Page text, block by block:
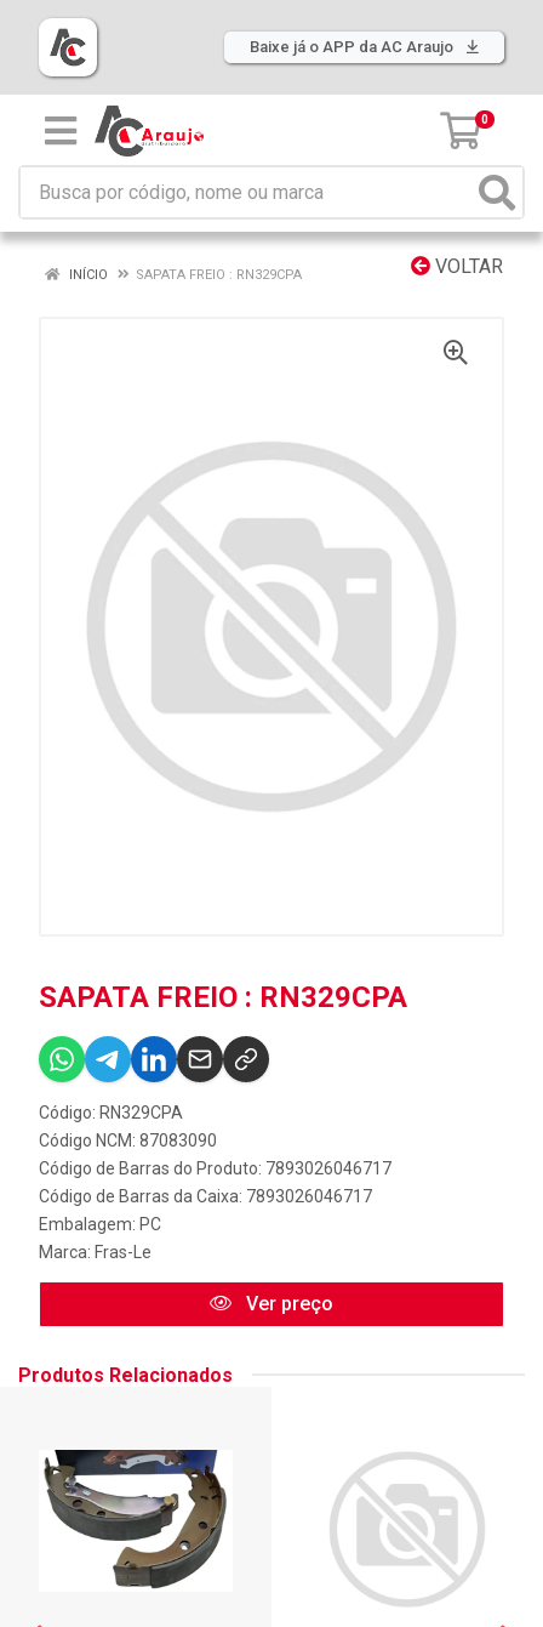
Baixe já o APP da AC Araujo
0
VOLTAR
INÍCIO SAPATA FREIO : RN329CPA
SAPATA FREIO : RN329CPA
Código: RN329CPA
Código NCM: 87083090
Código de Barras do Produto: 7893026046717
Código de Barras da Caixa: 7893026046717
Embalagem: PC
Marca: Fras-Le
Ver preço
Produtos Relacionados